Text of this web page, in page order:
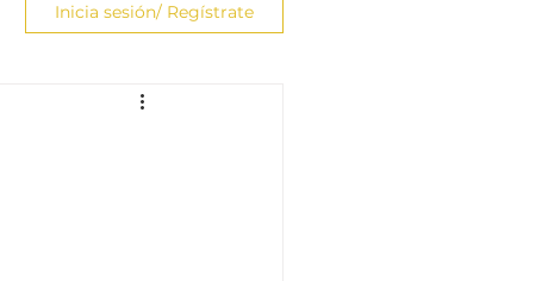
Inicia sesión/ Regístrate